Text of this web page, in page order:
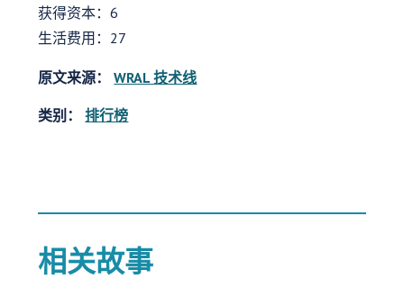
获得资本：6
生活费用：27
原文来源：WRAL 技术线
类别： 排行榜
相关故事